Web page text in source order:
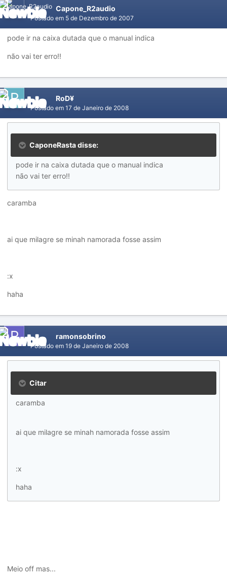
Capone_R2audio
Postado em 5 de Dezembro de 2007
pode ir na caixa dutada que o manual indica
não vai ter erro!!
RoD¥
Postado em 17 de Janeiro de 2008
CaponeRasta disse:
pode ir na caixa dutada que o manual indica
não vai ter erro!!
caramba
ai que milagre se minah namorada fosse assim
:x
haha
ramonsobrino
Postado em 19 de Janeiro de 2008
Citar
caramba
ai que milagre se minah namorada fosse assim
:x
haha
Meio off mas...